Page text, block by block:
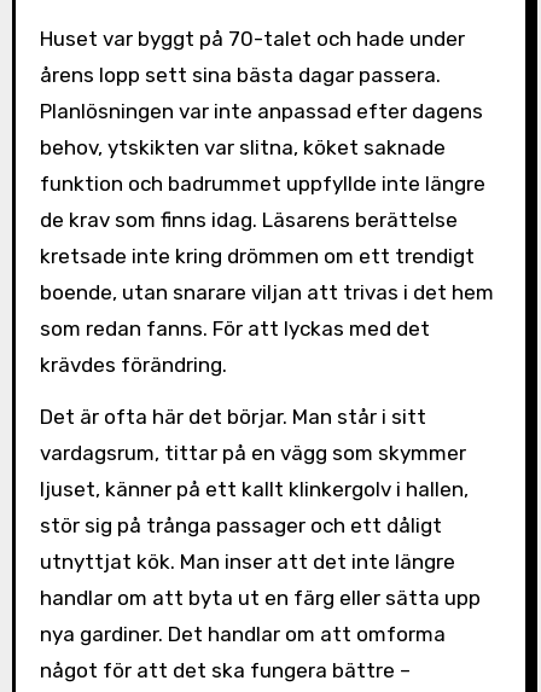
Huset var byggt på 70-talet och hade under
årens lopp sett sina bästa dagar passera.
Planlösningen var inte anpassad efter dagens
behov, ytskikten var slitna, köket saknade
funktion och badrummet uppfyllde inte längre
de krav som finns idag. Läsarens berättelse
kretsade inte kring drömmen om ett trendigt
boende, utan snarare viljan att trivas i det hem
som redan fanns. För att lyckas med det
krävdes förändring.
Det är ofta här det börjar. Man står i sitt
vardagsrum, tittar på en vägg som skymmer
ljuset, känner på ett kallt klinkergolv i hallen,
stör sig på trånga passager och ett dåligt
utnyttjat kök. Man inser att det inte längre
handlar om att byta ut en färg eller sätta upp
nya gardiner. Det handlar om att omforma
något för att det ska fungera bättre –